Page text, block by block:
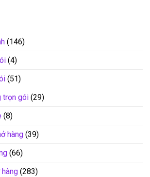
(146)
(4)
(51)
trọn gói (29)
(8)
hàng (39)
(66)
(283)